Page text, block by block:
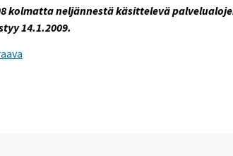
kolmatta neljännestä käsittelevä
14.1.2009.